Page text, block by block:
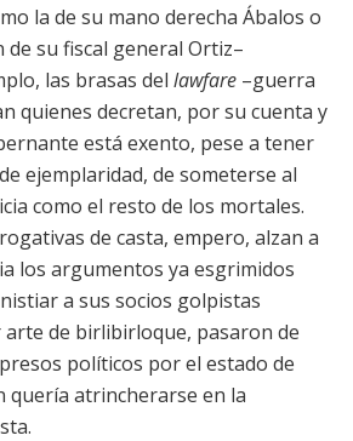
la de su mano derecha Ábalos o
su fiscal general Ortiz–
las brasas del lawfare –guerra
quienes decretan, por su cuenta y
está exento, pese a tener
ejemplaridad, de someterse al
como el resto de los mortales.
de casta, empero, alzan a
los argumentos ya esgrimidos
a sus socios golpistas
arte de birlibirloque, pasaron de
políticos por el estado de
quería atrincherarse en la